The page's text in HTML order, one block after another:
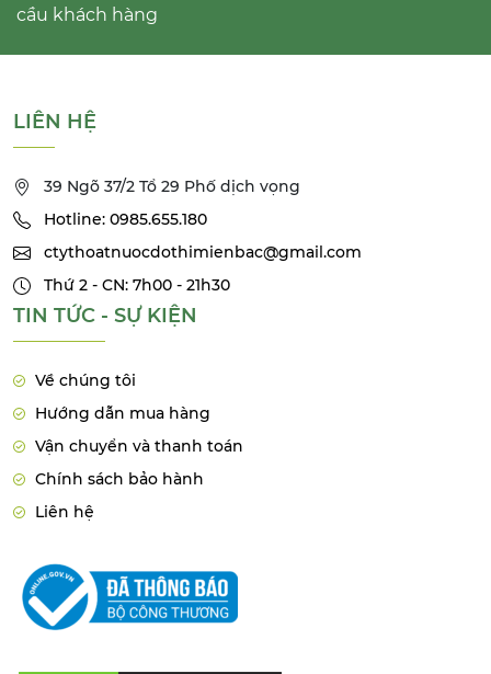
cầu khách hàng
LIÊN HỆ
39 Ngõ 37/2 Tổ 29 Phố dịch vọng
Hotline: 0985.655.180
ctythoatnuocdothimienbac@gmail.com
Thứ 2 - CN: 7h00 - 21h30
TIN TỨC - SỰ KIỆN
Về chúng tôi
Hướng dẫn mua hàng
Vận chuyển và thanh toán
Chính sách bảo hành
Liên hệ